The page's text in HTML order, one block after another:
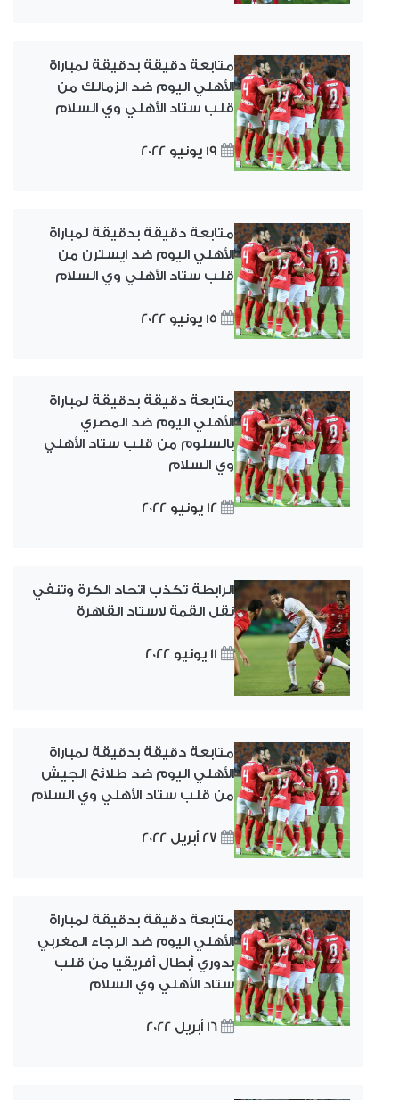
متابعة دقيقة بدقيقة لمباراة
الأهلي اليوم ضد الزمالك من
قلب ستاد الأهلي وي السلام
19 يونيو 2022
متابعة دقيقة بدقيقة لمباراة
الأهلي اليوم ضد ايسترن من
قلب ستاد الأهلي وي السلام
15 يونيو 2022
متابعة دقيقة بدقيقة لمباراة
الأهلي اليوم ضد المصري
بالسلوم من قلب ستاد الأهلي
وي السلام
12 يونيو 2022
الرابطة تكذب اتحاد الكرة وتنفي
نقل القمة لاستاد القاهرة
11 يونيو 2022
متابعة دقيقة بدقيقة لمباراة
الأهلي اليوم ضد طلائع الجيش
من قلب ستاد الأهلي وي السلام
27 أبريل 2022
متابعة دقيقة بدقيقة لمباراة
الأهلي اليوم ضد الرجاء المغربي
بدوري أبطال أفريقيا من قلب
ستاد الأهلي وي السلام
16 أبريل 2022